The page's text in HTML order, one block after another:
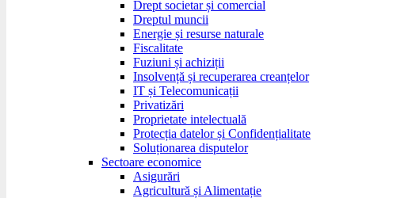
Drept societar și comercial
Dreptul muncii
Energie și resurse naturale
Fiscalitate
Fuziuni și achiziții
Insolvență și recuperarea creanțelor
IT și Telecomunicații
Privatizări
Proprietate intelectuală
Protecția datelor și Confidențialitate
Soluționarea disputelor
Sectoare economice
Asigurări
Agricultură și Alimentație